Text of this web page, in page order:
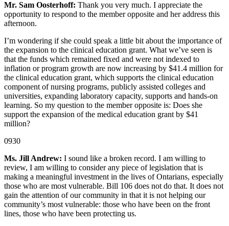
Mr. Sam Oosterhoff: Thank you very much. I appreciate the
opportunity to respond to the member opposite and her address this
afternoon.
I’m wondering if she could speak a little bit about the importance of
the expansion to the clinical education grant. What we’ve seen is
that the funds which remained fixed and were not indexed to
inflation or program growth are now increasing by $41.4 million for
the clinical education grant, which supports the clinical education
component of nursing programs, publicly assisted colleges and
universities, expanding laboratory capacity, supports and hands-on
learning. So my question to the member opposite is: Does she
support the expansion of the medical education grant by $41
million?
0930
Ms. Jill Andrew: I sound like a broken record. I am willing to
review, I am willing to consider any piece of legislation that is
making a meaningful investment in the lives of Ontarians, especially
those who are most vulnerable. Bill 106 does not do that. It does not
gain the attention of our community in that it is not helping our
community’s most vulnerable: those who have been on the front
lines, those who have been protecting us.